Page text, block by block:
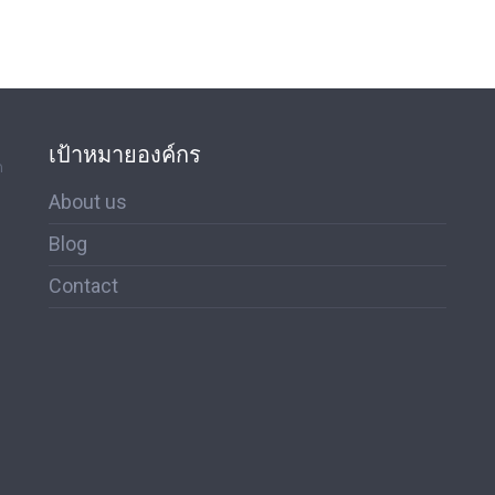
เป้าหมายองค์กร
About us
Blog
Contact